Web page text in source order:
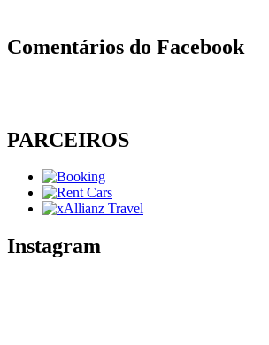
Comentários do Facebook
PARCEIROS
Instagram